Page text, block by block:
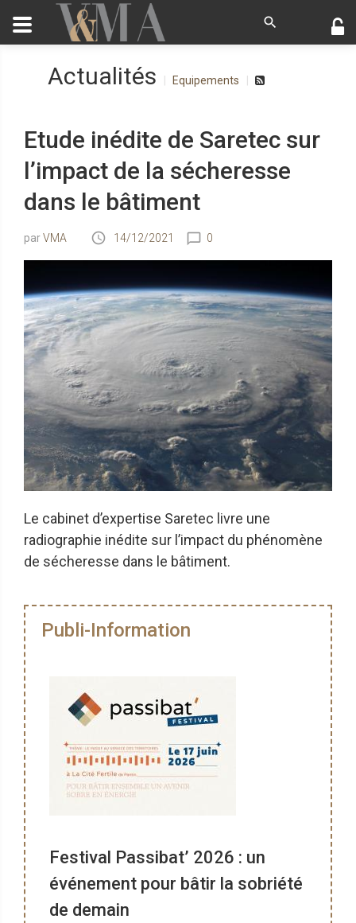
Actualités Equipements
Etude inédite de Saretec sur
l’impact de la sécheresse
dans le bâtiment
VMA 14/12/2021 0
Le cabinet d’expertise Saretec livre une
radiographie inédite sur l’impact du phénomène
de sécheresse dans le bâtiment.
Publi-Information
Festival Passibat’ 2026 : un
événement pour bâtir la sobriété
de demain